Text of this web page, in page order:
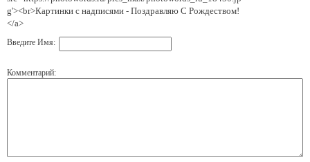
g'><br>Картинки с надписями - Поздравляю С Рождеством!
</a>
Введите Имя:
Комментарий: